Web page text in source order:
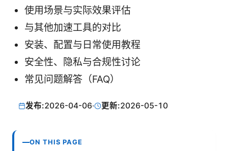
使用场景与实际效果评估
与其他加速工具的对比
安装、配置与日常使用教程
安全性、隐私与合规性讨论
常见问题解答（FAQ）
发布:2026-04-06· 更新:2026-05-10
ON THIS PAGE